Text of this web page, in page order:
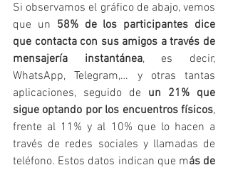
Si observamos el gráfico de abajo, vemos
que un 58% de los participantes dice
que contacta con sus amigos a través de
mensajería instantánea, es decir,
WhatsApp, Telegram,… y otras tantas
aplicaciones, seguido de un 21% que
sigue optando por los encuentros físicos,
frente al 11% y al 10% que lo hacen a
través de redes sociales y llamadas de
teléfono. Estos datos indican que más de